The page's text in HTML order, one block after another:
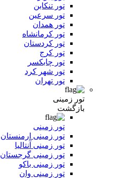
تور تنکابن
تور سرعین
تور همدان
تور کرمانشاه
تور کردستان
تور کرج
تور چابکسر
تور شهر کرد
تور تهران
تور زمینی
بازگشت
تور زمینی
تور زمینی ارمنستان
تور زمینی آنتالیا
تور زمینی گرجستان
تور زمینی باکو
تور زمینی وان